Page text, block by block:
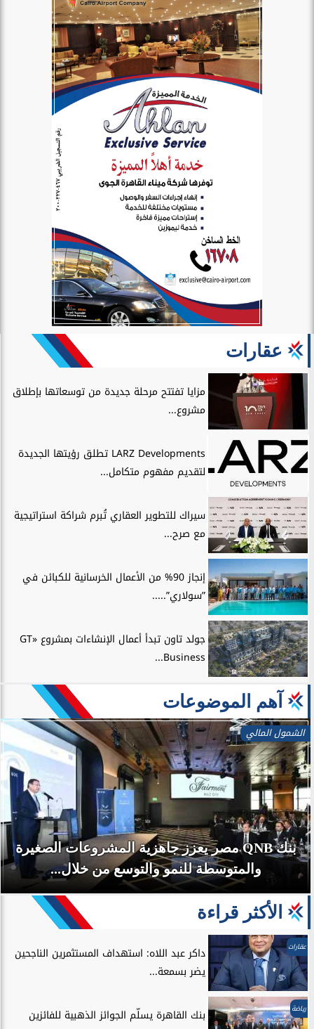
عقارات
مزايا تفتتح مرحلة جديدة من توسعاتها بإطلاق
مشروع...
LARZ Developments تطلق رؤيتها الجديدة
لتقديم مفهوم متكامل...
سيراك للتطوير العقاري تُبرم شراكة استراتيجية
مع صرح...
إنجاز 90% من الأعمال الخرسانية للكبائن في
”سولاري”.....
جولد تاون تبدأ أعمال الإنشاءات بمشروع «GT
Business...
آهم الموضوعات
بنوك وتأمين
البنك الأهلي الكويتي – مصر يحقق صافي أرباح 3.1
مليار جنيه خلال...
الأكثر قراءة
عقارات
داكر عبد اللاه: استهداف المستثمرين الناجحين
يضر بسمعة...
رياضة
بنك القاهرة يسلّم الجوائز الذهبية للفائزين